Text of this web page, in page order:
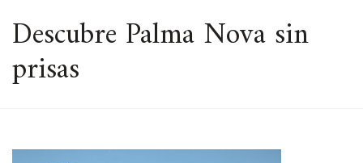
ESPACIO
Descubre Palma Nova sin
prisas